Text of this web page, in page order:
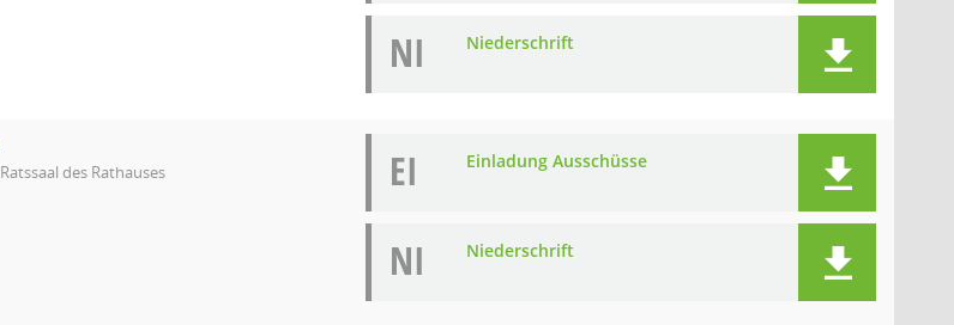
NI Niederschrift
Ratssaal des Rathauses EI Einladung Ausschüsse
NI Niederschrift